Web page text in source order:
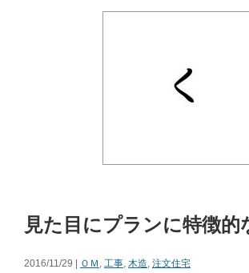
見た目にプランに特徴的
2016/11/29 | ＯＭ , 工事, 木造, 注文住宅